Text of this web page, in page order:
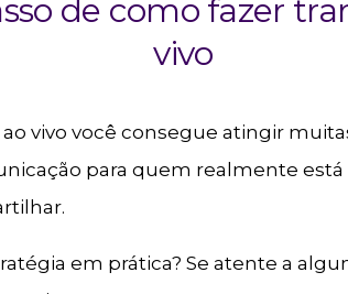
de como fazer
vivo
vivo você consegue atingir
para quem realmente
em prática? Se atente a